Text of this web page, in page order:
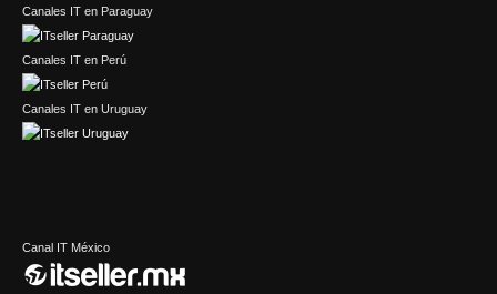
Canales IT en Paraguay
Canales IT en Perú
Canales IT en Uruguay
Canal IT México